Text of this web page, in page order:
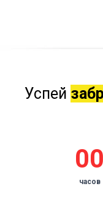
Успей
00
часов